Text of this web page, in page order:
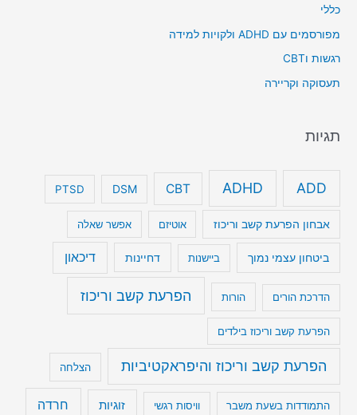
כללי
מפורסמים עם ADHD ולקויות למידה
רגשות וCBT
תעסוקה וקריירה
תגיות
ADD
ADHD
CBT
DSM
PTSD
אבחון הפרעת קשב וריכוז אוטיזם אפשר שאלה
ביטחון עצמי נמוך ביישנות דחיינות דיכאון
הדרכת הורים הורות הפרעת קשב וריכוז
הפרעת קשב וריכוז בילדים
הפרעת קשב וריכוז והיפראקטיביות הצלחה
התמודדות בשעת משבר וויסות רגשי זוגיות חרדה